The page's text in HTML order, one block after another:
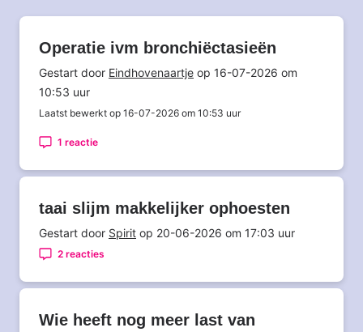
Operatie ivm bronchiëctasieën
Gestart door Eindhovenaartje op 16-07-2026 om
10:53 uur
Laatst bewerkt op 16-07-2026 om 10:53 uur
1 reactie
taai slijm makkelijker ophoesten
Gestart door Spirit op 20-06-2026 om 17:03 uur
2 reacties
Wie heeft nog meer last van